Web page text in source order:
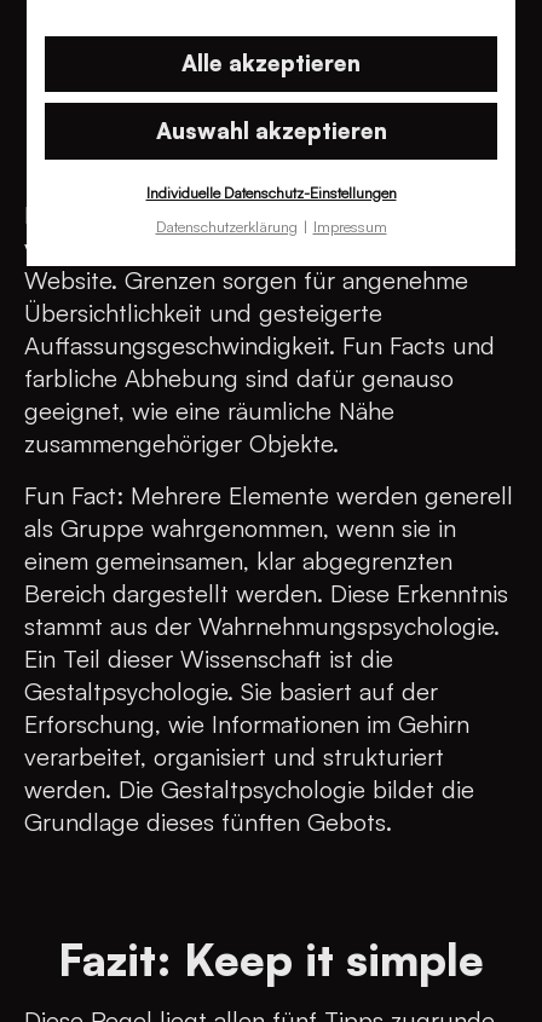
Alle akzeptieren
Auswahl akzeptieren
Individuelle Datenschutz-Einstellungen
Datenschutzerklärung
Impressum
5. Grenzen ziehen
Inhaltlich zusammengehörigen Content durch
visuelle Grenzen aufzuteilen, strukturiert eine
Website. Grenzen sorgen für angenehme
Übersichtlichkeit und gesteigerte
Auffassungsgeschwindigkeit. Fun Facts und
farbliche Abhebung sind dafür genauso
geeignet, wie eine räumliche Nähe
zusammengehöriger Objekte.
Fun Fact: Mehrere Elemente werden generell
als Gruppe wahrgenommen, wenn sie in
einem gemeinsamen, klar abgegrenzten
Bereich dargestellt werden. Diese Erkenntnis
stammt aus der Wahrnehmungspsychologie.
Ein Teil dieser Wissenschaft ist die
Gestaltpsychologie. Sie basiert auf der
Erforschung, wie Informationen im Gehirn
verarbeitet, organisiert und strukturiert
werden. Die Gestaltpsychologie bildet die
Grundlage dieses fünften Gebots.
Fazit: Keep it simple